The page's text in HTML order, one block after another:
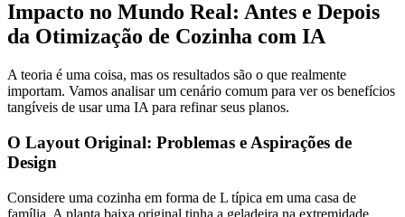
Impacto no Mundo Real: Antes e Depois
da Otimização de Cozinha com IA
A teoria é uma coisa, mas os resultados são o que realmente
importam. Vamos analisar um cenário comum para ver os benefícios
tangíveis de usar uma IA para refinar seus planos.
O Layout Original: Problemas e Aspirações de
Design
Considere uma cozinha em forma de L típica em uma casa de
família. A planta baixa original tinha a geladeira na extremidade